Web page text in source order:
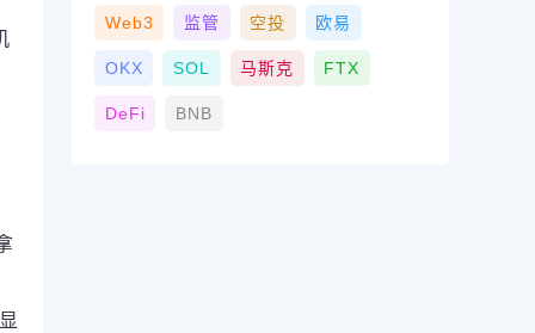
Web3 监管 空投 欧易
OKX SOL 马斯克 FTX
DeFi BNB